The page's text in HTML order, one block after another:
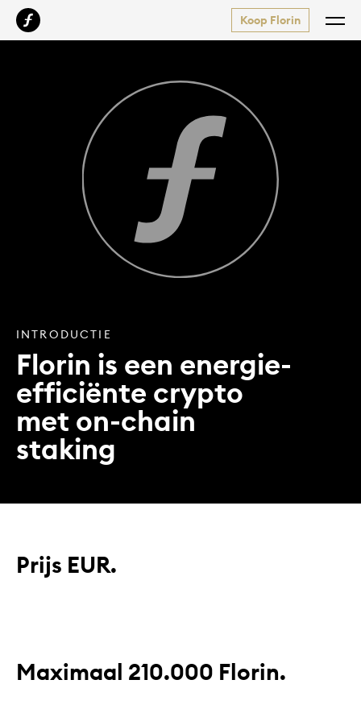
Koop Florin
INTRODUCTIE
Florin is een energie-
efficiënte crypto
met on-chain
staking
Prijs EUR.
Maximaal 210.000 Florin.